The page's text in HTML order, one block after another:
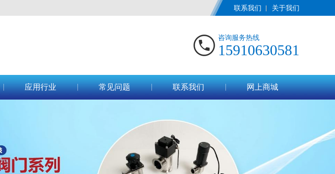
联系我们 关于我们
咨询服务热线
15910630581
应用行业 常见问题 联系我们 网上商城